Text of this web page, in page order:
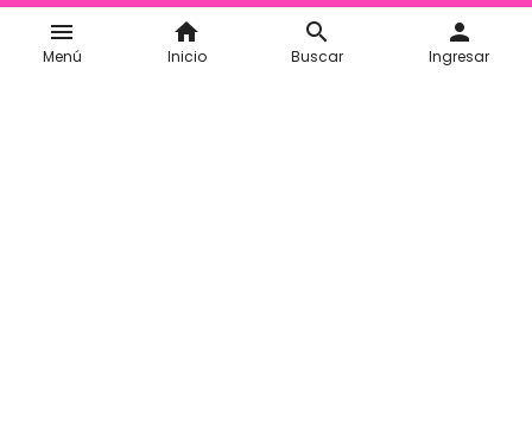
menu
Menú
home
Inicio
search
Buscar
person
Ingresar